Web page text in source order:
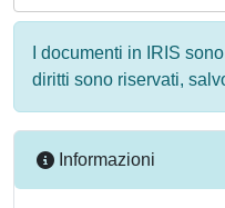
I documenti in IRIS
diritti sono riservati,
Informazioni